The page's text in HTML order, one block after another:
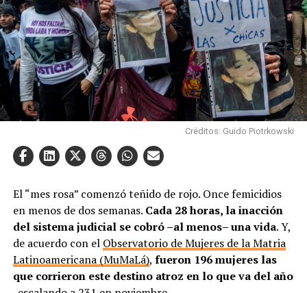
Créditos: Guido Piotrkowski
El “mes rosa” comenzó teñido de rojo. Once femicidios
en menos de dos semanas. Cada 28 horas, la inacción
del sistema judicial se cobró –al menos– una vida. Y,
de acuerdo con el Observatorio de Mujeres de la Matria
Latinoamericana (MuMaLá), fueron 196 mujeres las
que corrieron este destino atroz en lo que va del año